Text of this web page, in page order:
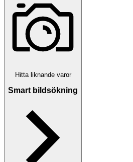
Hitta liknande varor
Smart bildsökning